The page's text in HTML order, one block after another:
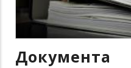
Документа